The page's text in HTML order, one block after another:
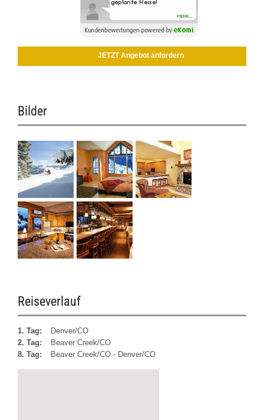
JETZT Angebot anfordern
Bilder
Reiseverlauf
1. Tag:
Denver/CO
2. Tag:
Beaver Creek/CO
8. Tag:
Beaver Creek/CO - Denver/CO